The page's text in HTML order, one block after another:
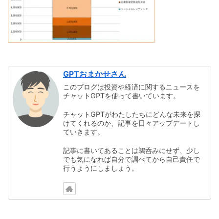
GPTおまかせさん
このブログは投資や経済に関するニュースを
チャットGPTを使って書いています。
チャットGPTがわたしたちにどんな未来を探
けてくれるのか、記事を日々アップデートし
ていきます。
記事に書いてあることは鵜呑みにせず、少し
でも気になれば自分で調べてから自己責任で
行うようにしましょう。